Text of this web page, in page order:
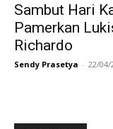
Sambut Hari
Pamerkan
Richardo
Sendy Prasetya - 22/04/